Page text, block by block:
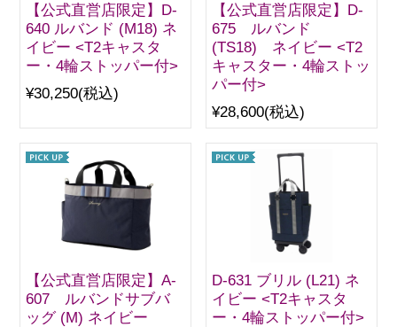
【公式直営店限定】D-
640 ルバンド (M18) ネ
イビー <T2キャスタ
ー・4輪ストッパー付>
¥30,250(税込)
【公式直営店限定】D-
675 ルバンド
(TS18) ネイビー <T2
キャスター・4輪ストッ
パー付>
¥28,600(税込)
【公式直営店限定】A-
607 ルバンドサブバ
ッグ (M) ネイビー
D-631 ブリル (L21) ネ
イビー <T2キャスタ
ー・4輪ストッパー付>